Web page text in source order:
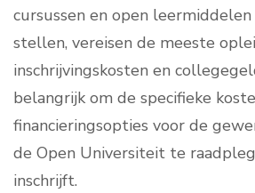
cursussen en open leermiddelen
stellen, vereisen de meeste
inschrijvingskosten en
belangrijk om de specifieke
financieringsopties voor de
de Open Universiteit te
inschrijft.